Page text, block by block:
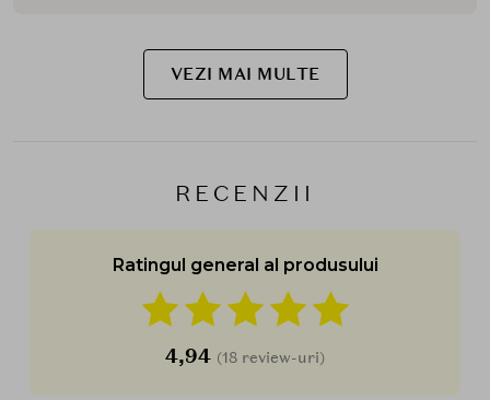
VEZI MAI MULTE
RECENZII
Ratingul general al produsului
4,94 (18 review-uri)